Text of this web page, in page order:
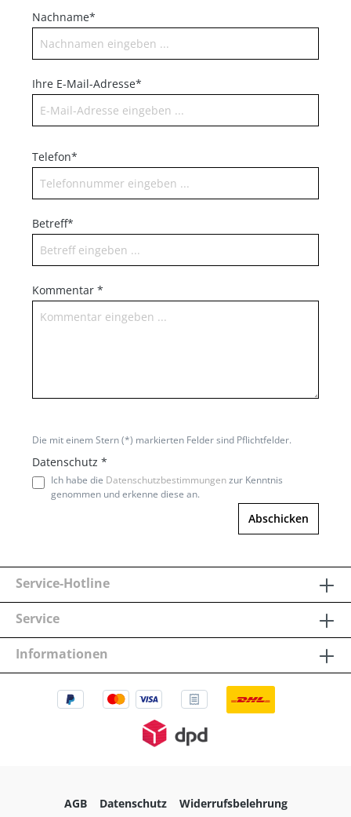
Nachname*
Ihre E-Mail-Adresse*
Telefon*
Betreff*
Kommentar *
Die mit einem Stern (*) markierten Felder sind Pflichtfelder.
Datenschutz *
Ich habe die Datenschutzbestimmungenzur Kenntnis
genommen und erkenne diese an.
Abschicken
Service-Hotline
Service
Informationen
AGB Datenschutz Widerrufsbelehrung